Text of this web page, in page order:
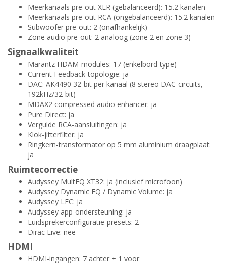
Meerkanaals pre-out XLR (gebalanceerd): 15.2 kanalen
Meerkanaals pre-out RCA (ongebalanceerd): 15.2 kanalen
Subwoofer pre-out: 2 (onafhankelijk)
Zone audio pre-out: 2 analoog (zone 2 en zone 3)
Signaalkwaliteit
Marantz HDAM-modules: 17 (enkelbord-type)
Current Feedback-topologie: ja
DAC: AK4490 32-bit per kanaal (8 stereo DAC-circuits,
192kHz/32-bit)
MDAX2 compressed audio enhancer: ja
Pure Direct: ja
Vergulde RCA-aansluitingen: ja
Klok-jitterfilter: ja
Ringkern-transformator op 5 mm aluminium draagplaat:
ja
Ruimtecorrectie
Audyssey MultEQ XT32: ja (inclusief microfoon)
Audyssey Dynamic EQ / Dynamic Volume: ja
Audyssey LFC: ja
Audyssey app-ondersteuning: ja
Luidsprekerconfiguratie-presets: 2
Dirac Live: nee
HDMI
HDMI-ingangen: 7 achter + 1 voor